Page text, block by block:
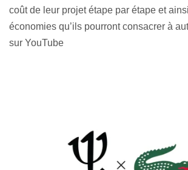
coût de leur projet étape par étape et
économies qu’ils pourront consacrer à
sur YouTube